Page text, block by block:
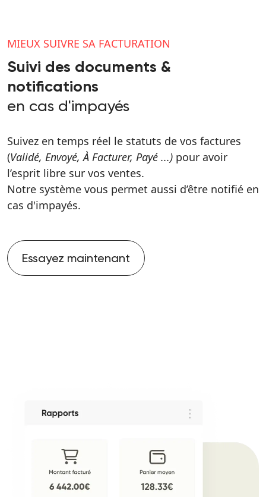
MIEUX SUIVRE SA FACTURATION
Suivi des documents &
notifications
en cas d'impayés
Suivez en temps réel le statuts de vos factures
(Validé, Envoyé, À Facturer, Payé ...) pour avoir
l’esprit libre sur vos ventes.
Notre système vous permet aussi d’être notifié en
cas d'impayés.
Essayez maintenant